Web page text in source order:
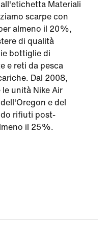
Materiali
scarpe con
almeno il 20%,
di qualità
bottiglie di
e reti da pesca
Dal 2008,
unità Nike Air
e del
rifiuti post-
il 25%.